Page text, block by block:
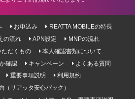
お申込み REATTA MOBILEの特長
の流れ APN設定 MNPの流れ
ただくもの 本人確認書類について
確認 キャンペーン よくある質問
重要事項説明 利用規約
（リアッタ安心パック）